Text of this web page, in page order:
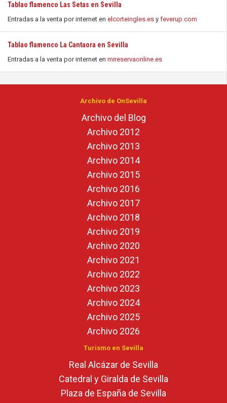
Tablao flamenco Las Setas en Sevilla
Entradas a la venta por internet en elcorteingles.es y feverup.com
Tablao flamenco La Cantaora en Sevilla
Entradas a la venta por internet en mireservaonline.es
Archivo de OnSevilla
Archivo del Blog
Archivo 2012
Archivo 2013
Archivo 2014
Archivo 2015
Archivo 2016
Archivo 2017
Archivo 2018
Archivo 2019
Archivo 2020
Archivo 2021
Archivo 2022
Archivo 2023
Archivo 2024
Archivo 2025
Archivo 2026
Turismo en Sevilla
Real Alcázar de Sevilla
Catedral y Giralda de Sevilla
Plaza de España de Sevilla